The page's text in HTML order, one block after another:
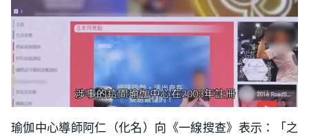
瑜伽中心導師阿仁（化名）向《一線搜查》表示：「之